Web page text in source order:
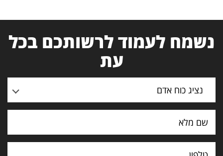
נשמח לעמוד לרשותכם בכל
עת
נציג כוח אדם